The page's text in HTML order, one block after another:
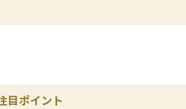
月分）に加え、インセンティブ制度
としっかり確保されており、プラ
家族割、各種健康診断、社員旅行
心して勤務できる環境です。
目ポイント